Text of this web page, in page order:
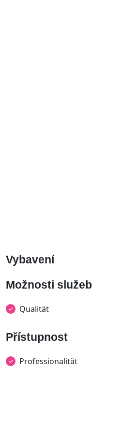
Vybavení
Možnosti služeb
Qualität
Přístupnost
Professionalität